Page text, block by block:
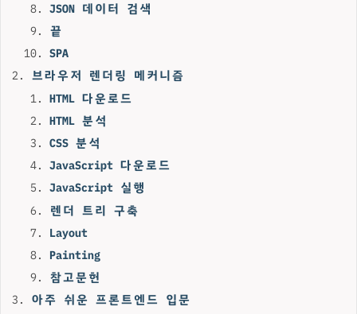
JSON 데이터 검색
끝
SPA
브라우저 렌더링 메커니즘
HTML 다운로드
HTML 분석
CSS 분석
JavaScript 다운로드
JavaScript 실행
렌더 트리 구축
Layout
Painting
참고문헌
아주 쉬운 프론트엔드 입문